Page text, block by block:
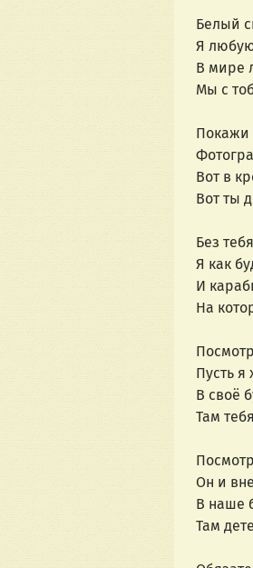
Белый
Я
В мире
Мы с
Покажи
Вот в
Вот ты
Без
Я как
И
На
Пусть я
В своё
Там
Он и
В наше
Там